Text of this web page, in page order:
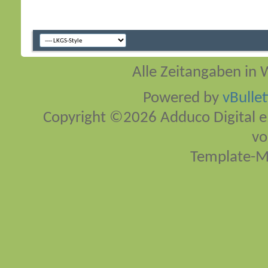
Alle Zeitangaben in
Powered by
Copyright ©2026 Adduco Digital
Template-